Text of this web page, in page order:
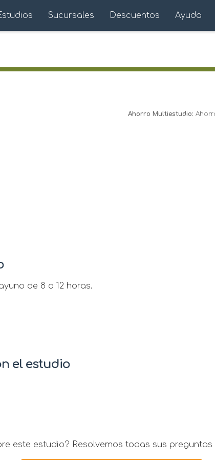
Sucursales Descuentos Ayuda
Ahorro Multiestudio:
de 8 a 12 horas.
el estudio
este estudio? Resolvemos todas sus